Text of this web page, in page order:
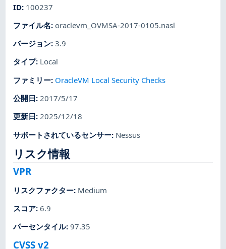
ID: 100237
ファイル名: oraclevm_OVMSA-2017-0105.nasl
バージョン:3.9
タイプ: Local
ファミリー: OracleVM Local Security Checks
公開日:2017/5/17
更新日:2025/12/18
サポートされているセンサー: Nessus
リスク情報
VPR
リスクファクター: Medium
スコア:6.9
パーセンタイル:97.35
CVSS v2